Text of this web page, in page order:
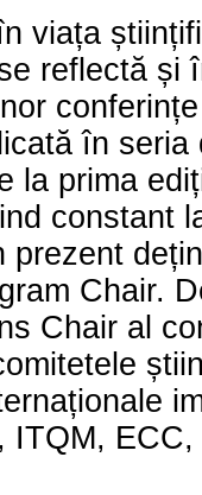
viața
reflectă și
în seria
la prima
constant
prezent
Chair.
Chair al
ITQM,